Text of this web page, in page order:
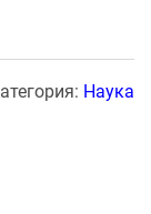
Наука